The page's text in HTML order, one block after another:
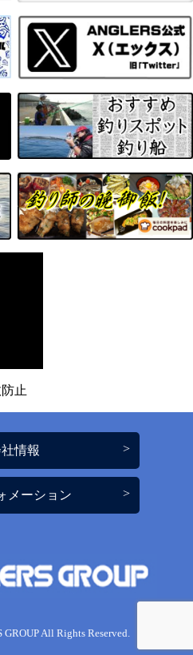
止
情報
メーション
All Rights Reserved.